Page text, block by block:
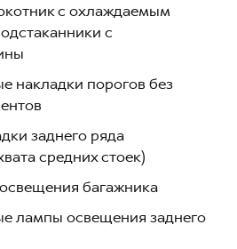
с охлаждаемым
c
накладки порогов без
заднего ряда
средних стоек)
багажника
лампы освещения заднего